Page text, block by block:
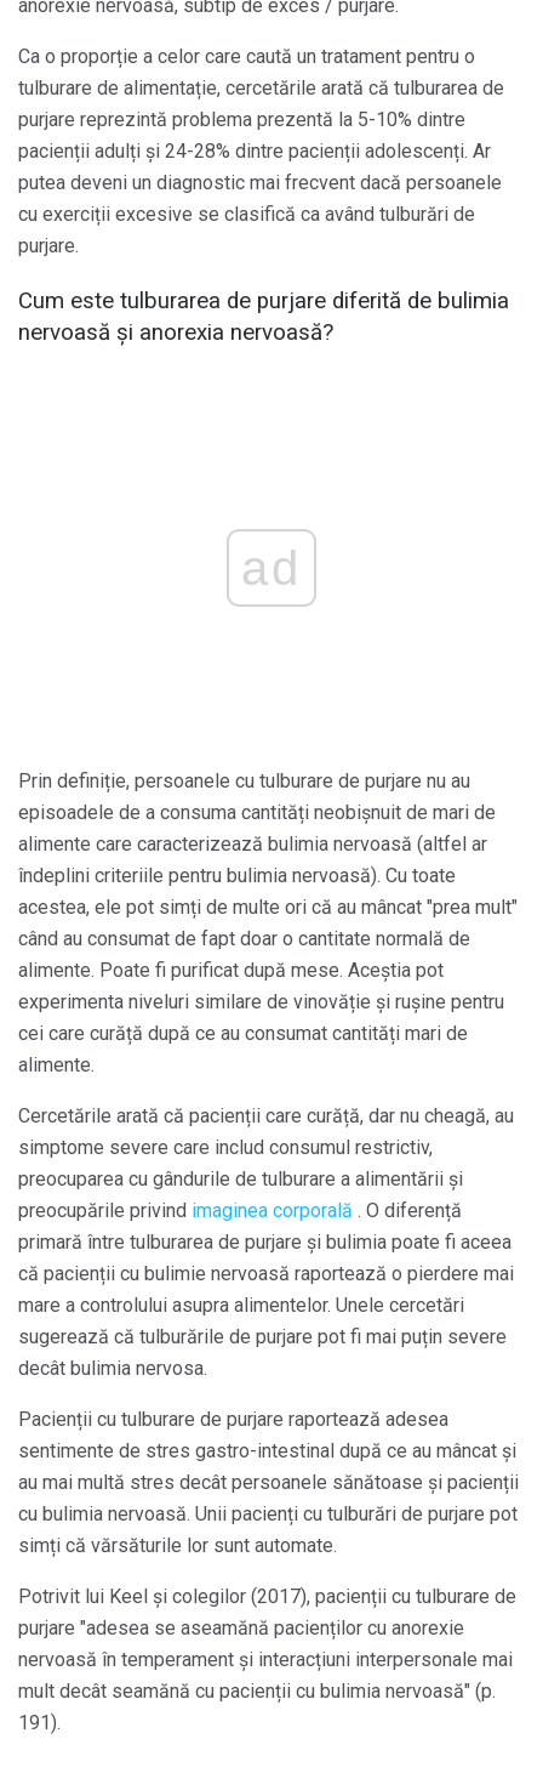
anorexie nervoasă, subtip de exces / purjare.
Ca o proporție a celor care caută un tratament pentru o
tulburare de alimentație, cercetările arată că tulburarea de
purjare reprezintă problema prezentă la 5-10% dintre
pacienții adulți și 24-28% dintre pacienții adolescenți. Ar
putea deveni un diagnostic mai frecvent dacă persoanele
cu exerciții excesive se clasifică ca având tulburări de
purjare.
Cum este tulburarea de purjare diferită de bulimia
nervoasă și anorexia nervoasă?
ad
Prin definiție, persoanele cu tulburare de purjare nu au
episoadele de a consuma cantități neobișnuit de mari de
alimente care caracterizează bulimia nervoasă (altfel ar
îndeplini criteriile pentru bulimia nervoasă). Cu toate
acestea, ele pot simți de multe ori că au mâncat "prea mult"
când au consumat de fapt doar o cantitate normală de
alimente. Poate fi purificat după mese. Aceștia pot
experimenta niveluri similare de vinovăție și rușine pentru
cei care curăță după ce au consumat cantități mari de
alimente.
Cercetările arată că pacienții care curăță, dar nu cheagă, au
simptome severe care includ consumul restrictiv,
preocuparea cu gândurile de tulburare a alimentării și
preocupările privind imaginea corporală . O diferență
primară între tulburarea de purjare și bulimia poate fi aceea
că pacienții cu bulimie nervoasă raportează o pierdere mai
mare a controlului asupra alimentelor. Unele cercetări
sugerează că tulburările de purjare pot fi mai puțin severe
decât bulimia nervosa.
Pacienții cu tulburare de purjare raportează adesea
sentimente de stres gastro-intestinal după ce au mâncat și
au mai multă stres decât persoanele sănătoase și pacienții
cu bulimia nervoasă. Unii pacienți cu tulburări de purjare pot
simți că vărsăturile lor sunt automate.
Potrivit lui Keel și colegilor (2017), pacienții cu tulburare de
purjare "adesea se aseamănă pacienților cu anorexie
nervoasă în temperament și interacțiuni interpersonale mai
mult decât seamănă cu pacienții cu bulimia nervoasă" (p.
191).